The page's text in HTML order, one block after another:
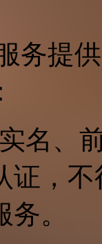
务提
名、
证，
。